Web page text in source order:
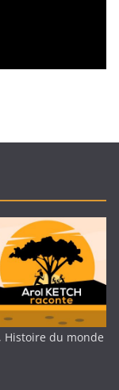
Histoire du monde